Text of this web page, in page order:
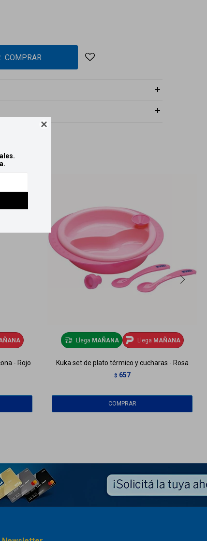

COMPRAR
- Rojo
Llega MAÑANA Llega MAÑANA
Kuka set de plato térmico y cucharas - Rosa
$ 657